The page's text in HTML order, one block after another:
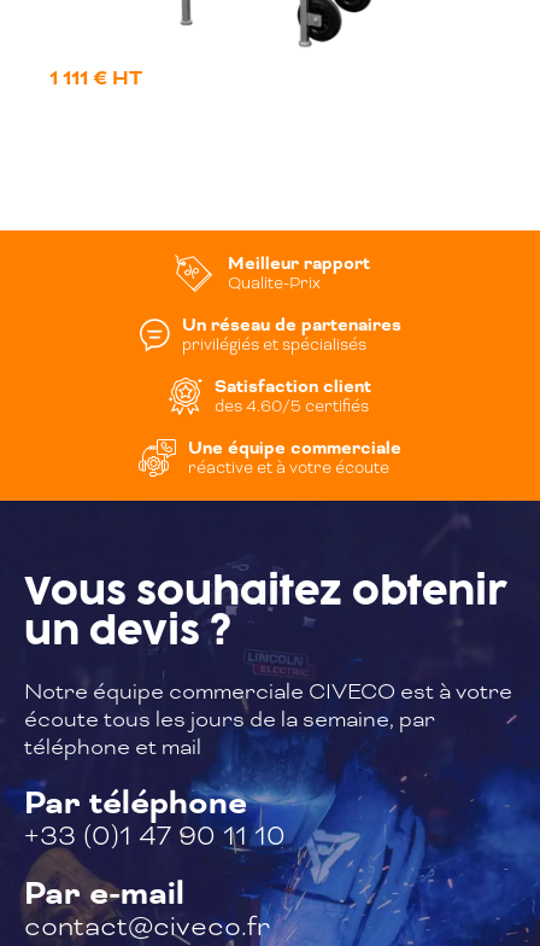
1 111 € HT
Meilleur rapport
Qualite-Prix
Un réseau de partenaires
privilégiés et spécialisés
Satisfaction client
des 4.60/5 certifiés
Une équipe commerciale
réactive et à votre écoute
Vous souhaitez obtenir
un devis ?
Notre équipe commerciale CIVECO est àvotre
écoute tous les jours de la semaine, par
téléphone et mail
Par téléphone
+33 (0)1 47 90 11 10
Par e-mail
contact@civeco.fr